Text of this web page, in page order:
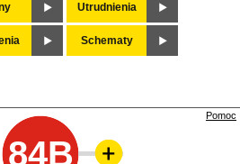
Utrudnienia
Schematy
84B
Pomoc